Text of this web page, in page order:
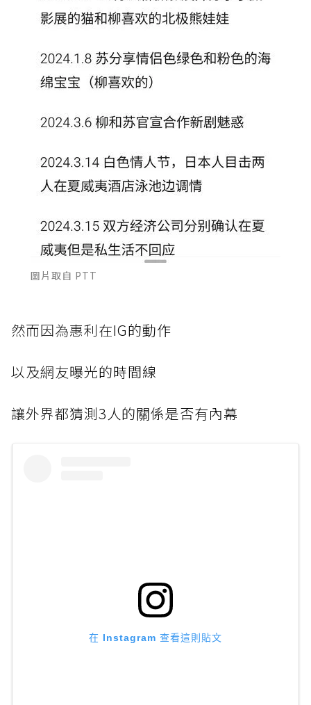
圖片取自 PTT
然而因為惠利在IG的動作
以及網友曝光的時間線
讓外界都猜測3人的關係是否有內幕
在 Instagram 查看這則貼文